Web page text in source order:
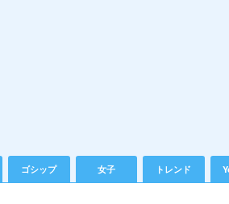
ゴシップ 女子 トレンド